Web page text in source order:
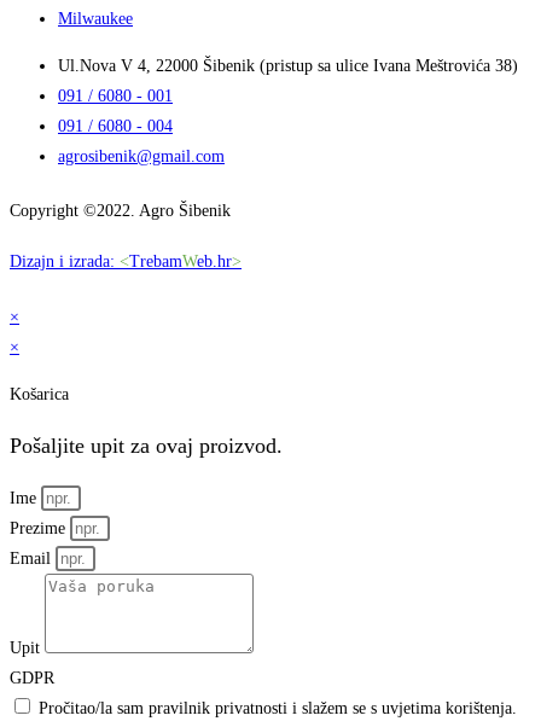
Milwaukee
Ul.Nova V 4, 22000 Šibenik (pristup sa ulice Ivana Meštrovića 38)
091 / 6080 - 001
091 / 6080 - 004
agrosibenik@gmail.com
Copyright ©2022. Agro Šibenik
Dizajn i izrada: <TrebamWeb.hr>
×
×
Košarica
Pošaljite upit za ovaj proizvod.
Ime
Prezime
Email
Upit
GDPR
Pročitao/la sam pravilnik privatnosti i slažem se s uvjetima korištenja.